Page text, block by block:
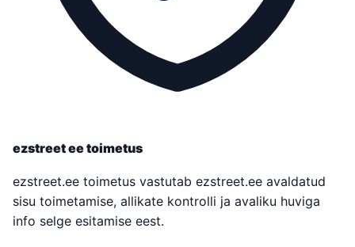
ezstreet ee toimetus
ezstreet.ee toimetus vastutab ezstreet.ee avaldatud
sisu toimetamise, allikate kontrolli ja avaliku huviga
info selge esitamise eest.